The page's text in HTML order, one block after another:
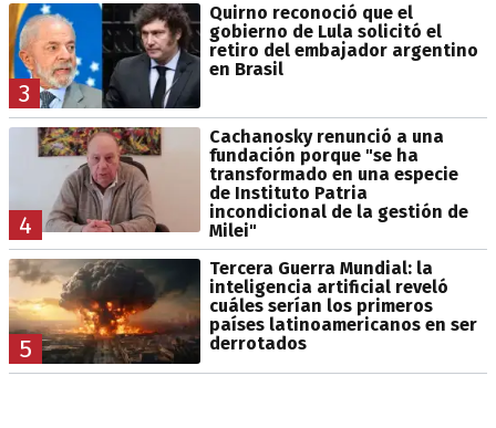
3
Quirno reconoció que el
gobierno de Lula solicitó el
retiro del embajador argentino
en Brasil
4
Cachanosky renunció a una
fundación porque "se ha
transformado en una especie
de Instituto Patria
incondicional de la gestión de
Milei"
5
Tercera Guerra Mundial: la
inteligencia artificial reveló
cuáles serían los primeros
países latinoamericanos en ser
derrotados